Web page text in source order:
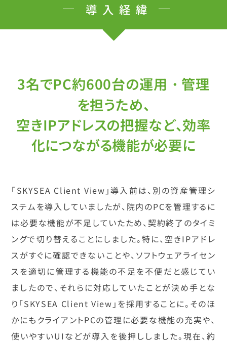
導入経緯
3名でPC約600台の運用・管理
を担うため、
空きIPアドレスの把握など、効率
化につながる機能が必要に
「SKYSEA Client View」導入前は、別の資産管理シ
ステムを導入していましたが、院内のPCを管理するに
は必要な機能が不足していたため、契約終了のタイミ
ングで切り替えることにしました。特に、空きIPアドレ
スがすぐに確認できないことや、ソフトウェアライセン
スを適切に管理する機能の不足を不便だと感じてい
ましたので、それらに対応していたことが決め手とな
り「SKYSEA Client View」を採用することに。そのほ
かにもクライアントPCの管理に必要な機能の充実や、
使いやすいUIなどが導入を後押ししました。現在、約